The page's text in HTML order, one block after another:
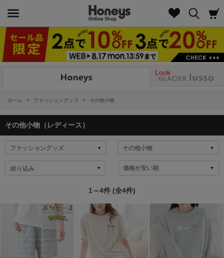
Look
ホーム > ファッショングッズ > その他小物
その他小物（レディース）
絞り込み
1～4件 (全4件)